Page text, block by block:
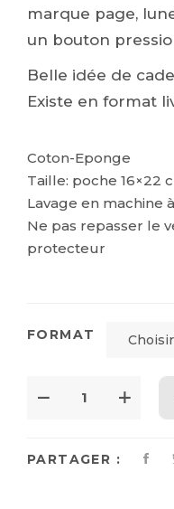
marque page,
un bouton
Belle idée de
Existe en format
Coton-Eponge
Taille: poche 16×22
Lavage en machine
Ne pas repasser le
protecteur
FORMAT
PARTAGER :